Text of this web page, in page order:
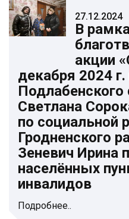
27.12.2024
В
акции
декабря 2024
Подлабенского
Светлана
по социальной
Гродненского
Зеневич Ирина
населённых
инвалидов
Подробнее..